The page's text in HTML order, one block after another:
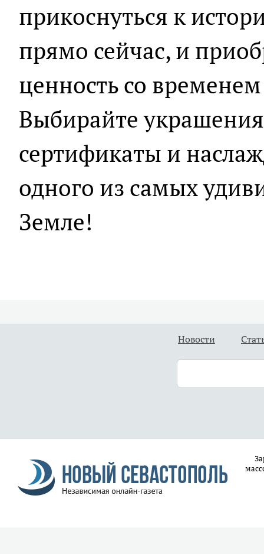
прикоснуться к
прямо сейчас, и
ценность со
Выбирайте
сертификаты и
одного из самых
Земле!
Новости